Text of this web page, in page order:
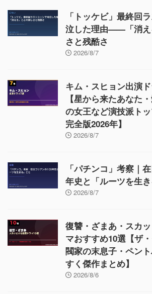
「トッケビ」最終回
泣した理由——「消え
さと残酷さ
2026/8/7
キム・スヒョン出演
【星から来たあなた
の女王など演技派ト
完全版2026年】
2026/8/7
「パチンコ」考察｜
年史と「ルーツを生
2026/8/7
復讐・ざまあ・スカ
マおすすめ10選【ザ
閥家の末息子・ペン
すく傑作まとめ】
2026/8/6